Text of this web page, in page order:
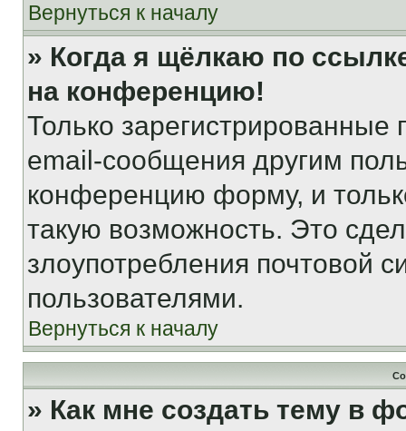
Вернуться к началу
» Когда я щёлкаю по
на конференцию!
Только зарегистрированные
email-сообщения другим
конференцию форму, и
такую возможность. Это
злоупотребления почтовой
пользователями.
Вернуться к началу
» Как мне создать тему в